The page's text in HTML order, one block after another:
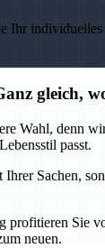
Ihr
gleich,
Wahl, denn
passt.
Sachen,
Sie
neuen.